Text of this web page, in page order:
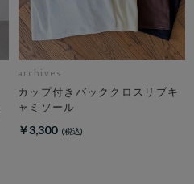
archives
カップ付きバッククロスリブキ
ャミソール
￥3,300